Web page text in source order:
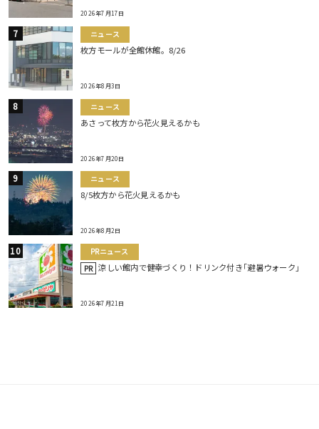
2026年7月17日
ニュース
枚方モールが全館休館。8/26
2026年8月3日
ニュース
あさって枚方から花火見えるかも
2026年7月20日
ニュース
8/5枚方から花火見えるかも
2026年8月2日
PRニュース
PR 涼しい館内で健幸づくり！ドリンク付き｢避暑ウォーク｣
2026年7月21日